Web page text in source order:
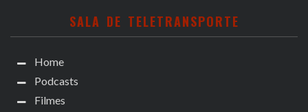
SALA DE TELETRANSPORTE
Home
Podcasts
Filmes